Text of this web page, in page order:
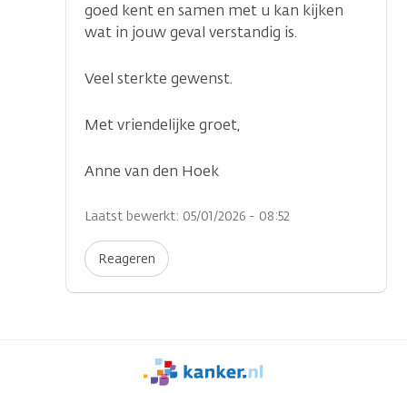
goed kent en samen met u kan kijken
wat in jouw geval verstandig is.
Veel sterkte gewenst.
Met vriendelijke groet,
Anne van den Hoek
Laatst bewerkt: 05/01/2026 - 08:52
Reageren
We